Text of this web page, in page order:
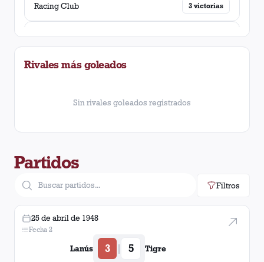
Racing Club 3 victorias
Newell's Old Boys 3 victorias
Gimnasia y Esgrima (La Plata)
Tigre
River Plate victorias
Independiente
Rivales más goleados
Sin rivales goleados registrados
Partidos
Filtros
25 de abril de 1948
Fecha 2
Lanús 3 | 5 Tigre